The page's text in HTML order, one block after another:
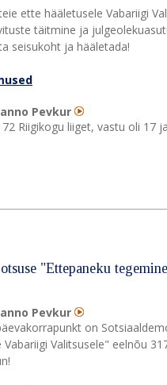
ette hääletusele Vabariigi
täitmine ja
seisukoht ja hääletada!
Pevkur
Riigikogu liiget, vastu oli 17
"Ettepaneku
Pevkur
on
Valitsusele" eelnõu